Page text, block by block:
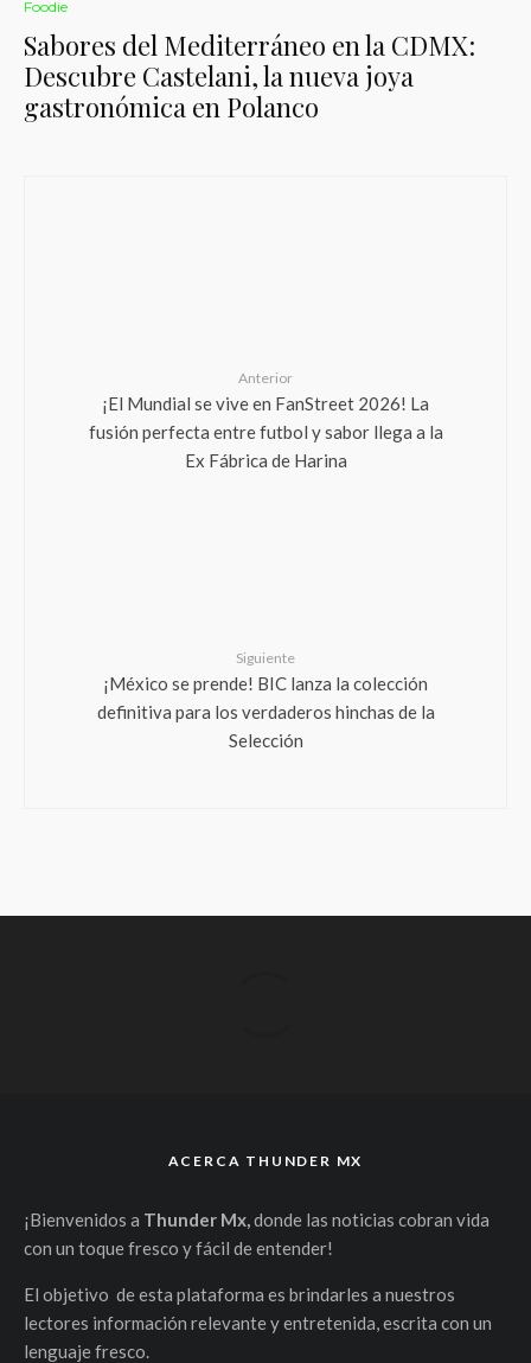
Foodie
Sabores del Mediterráneo en la CDMX:
Descubre Castelani, la nueva joya
gastronómica en Polanco
Anterior
¡El Mundial se vive en FanStreet 2026! La
fusión perfecta entre futbol y sabor llega a la
Ex Fábrica de Harina
Siguiente
¡México se prende! BIC lanza la colección
definitiva para los verdaderos hinchas de la
Selección
ACERCA THUNDER MX
¡Bienvenidos a Thunder Mx, donde las noticias cobran vida
con un toque fresco y fácil de entender!
El objetivo de esta plataforma es brindarles a nuestros
lectores información relevante y entretenida, escrita con un
lenguaje fresco.